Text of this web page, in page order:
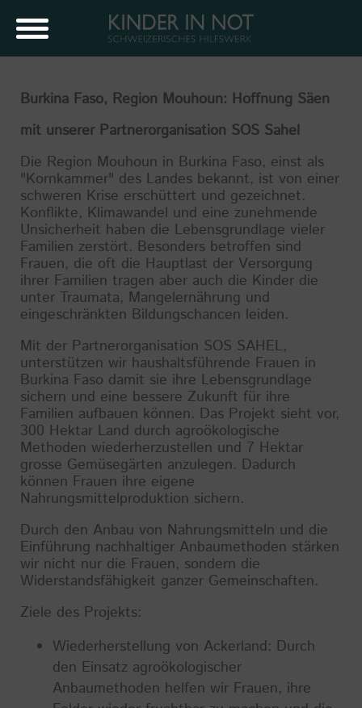
Burkina Faso, Region Mouhoun: Hoffnung Säen
mit unserer Partnerorganisation SOS Sahel
Die Region Mouhoun in Burkina Faso, einst als
"Kornkammer" des Landes bekannt, ist von einer
schweren Krise erschüttert und gezeichnet.
Konflikte, Klimawandel und eine zunehmende
Unsicherheit haben die Lebensgrundlage vieler
Familien zerstört. Besonders betroffen sind
Frauen, die oft die Hauptlast der Versorgung
ihrer Familien tragen aber auch die Kinder die
unter Traumata, Mangelernährung und
eingeschränkten Bildungschancen leiden.
Mit der Partnerorganisation SOS SAHEL,
unterstützen wir haushaltsführende Frauen in
Burkina Faso damit sie ihre Lebensgrundlage
sichern und eine bessere Zukunft für ihre
Familien aufbauen können. Das Projekt sieht vor,
300 Hektar Land durch agroökologische
Methoden wiederherzustellen und 7 Hektar
grosse Gemüsegärten anzulegen. Dadurch
können Frauen ihre eigene
Nahrungsmittelproduktion sichern.
Durch den Anbau von Nahrungsmitteln und die
Einführung nachhaltiger Anbaumethoden stärken
wir nicht nur die Frauen, sondern die
Widerstandsfähigkeit ganzer Gemeinschaften.
Ziele des Projekts:
Wiederherstellung von Ackerland: Durch
den Einsatz agroökologischer
Anbaumethoden helfen wir Frauen, ihre